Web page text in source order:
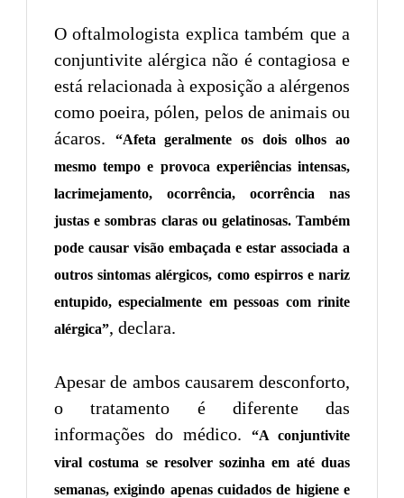
O oftalmologista explica também que a
conjuntivite alérgica não é contagiosa e
está relacionada à exposição a alérgenos
como poeira, pólen, pelos de animais ou
ácaros.
“Afeta geralmente os dois olhos ao
mesmo tempo e provoca experiências intensas,
lacrimejamento, ocorrência, ocorrência nas
justas e sombras claras ou gelatinosas. Também
pode causar visão embaçada e estar associada a
outros sintomas alérgicos, como espirros e nariz
entupido, especialmente em pessoas com rinite
alérgica”, declara.
Apesar de ambos causarem desconforto,
o tratamento é diferente das
informações do médico.
“A conjuntivite
viral costuma se resolver sozinha em até duas
semanas, exigindo apenas cuidados de higiene e